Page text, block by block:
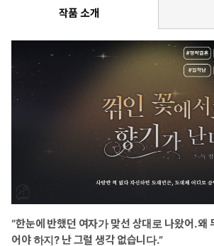
* 이럴 때 보세요: 사랑 같은 건 없다던 남자
회는 장대하게 하는 로맨스가 보고 싶을 때
* 공감 글귀: “시발, 서류 같은 거 그냥 종잇장
작품 소개
“한눈에 반했던 여자가 맞선 상대로 나왔어. 왜
어야 하지? 난 그럴 생각 없습니다.”